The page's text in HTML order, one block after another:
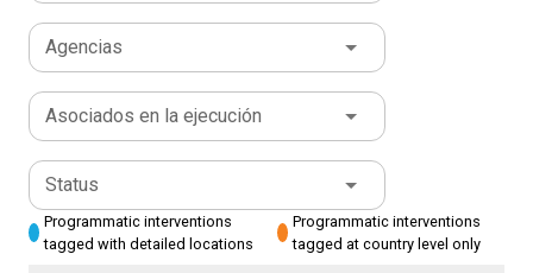
Agencias
Asociados en la ejecución
Status
Programmatic interventions
tagged with detailed locations
Programmatic interventions
tagged at country level only